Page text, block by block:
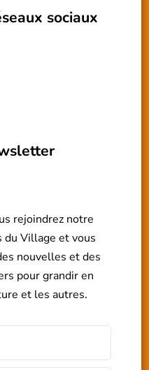
sociaux
rejoindrez notre
du Village et vous
nouvelles et des
pour grandir en
et les autres.